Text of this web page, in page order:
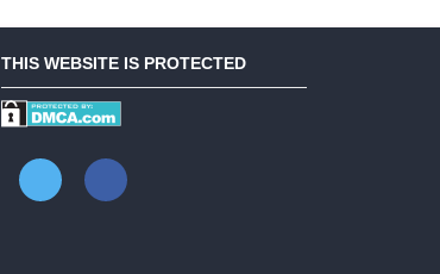
THIS WEBSITE IS PROTECTED